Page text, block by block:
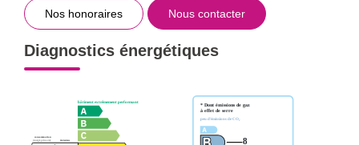
Nos honoraires Nous contacter
Diagnostics énergétiques